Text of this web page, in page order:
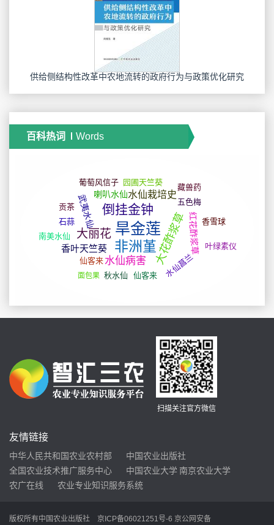
供给侧结构性改革中农地流转的政府行为与政策优化研究
百科热词 Words
扫描关注官方微信
友情链接
中华人民共和国农业农村部
中国农业出版社
全国农业技术推广服务中心
中国农业大学 南京农业大学
农广在线
农业专业知识服务系统
版权所有中国农业出版社 京ICP备06021251号-6 京公网安备